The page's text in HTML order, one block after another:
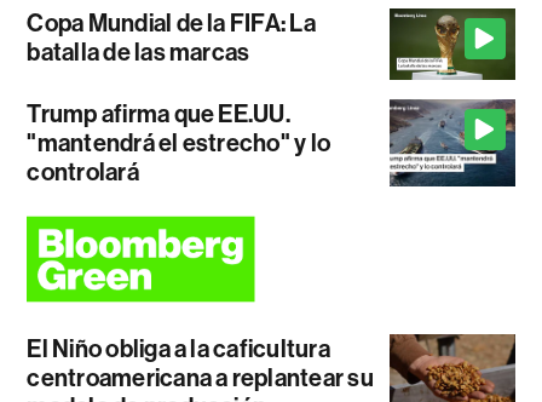
Copa Mundial de la FIFA: La
batalla de las marcas
Trump afirma que EE.UU.
"mantendrá el estrecho" y lo
controlará
El Niño obliga a la caficultura
centroamericana a replantear su